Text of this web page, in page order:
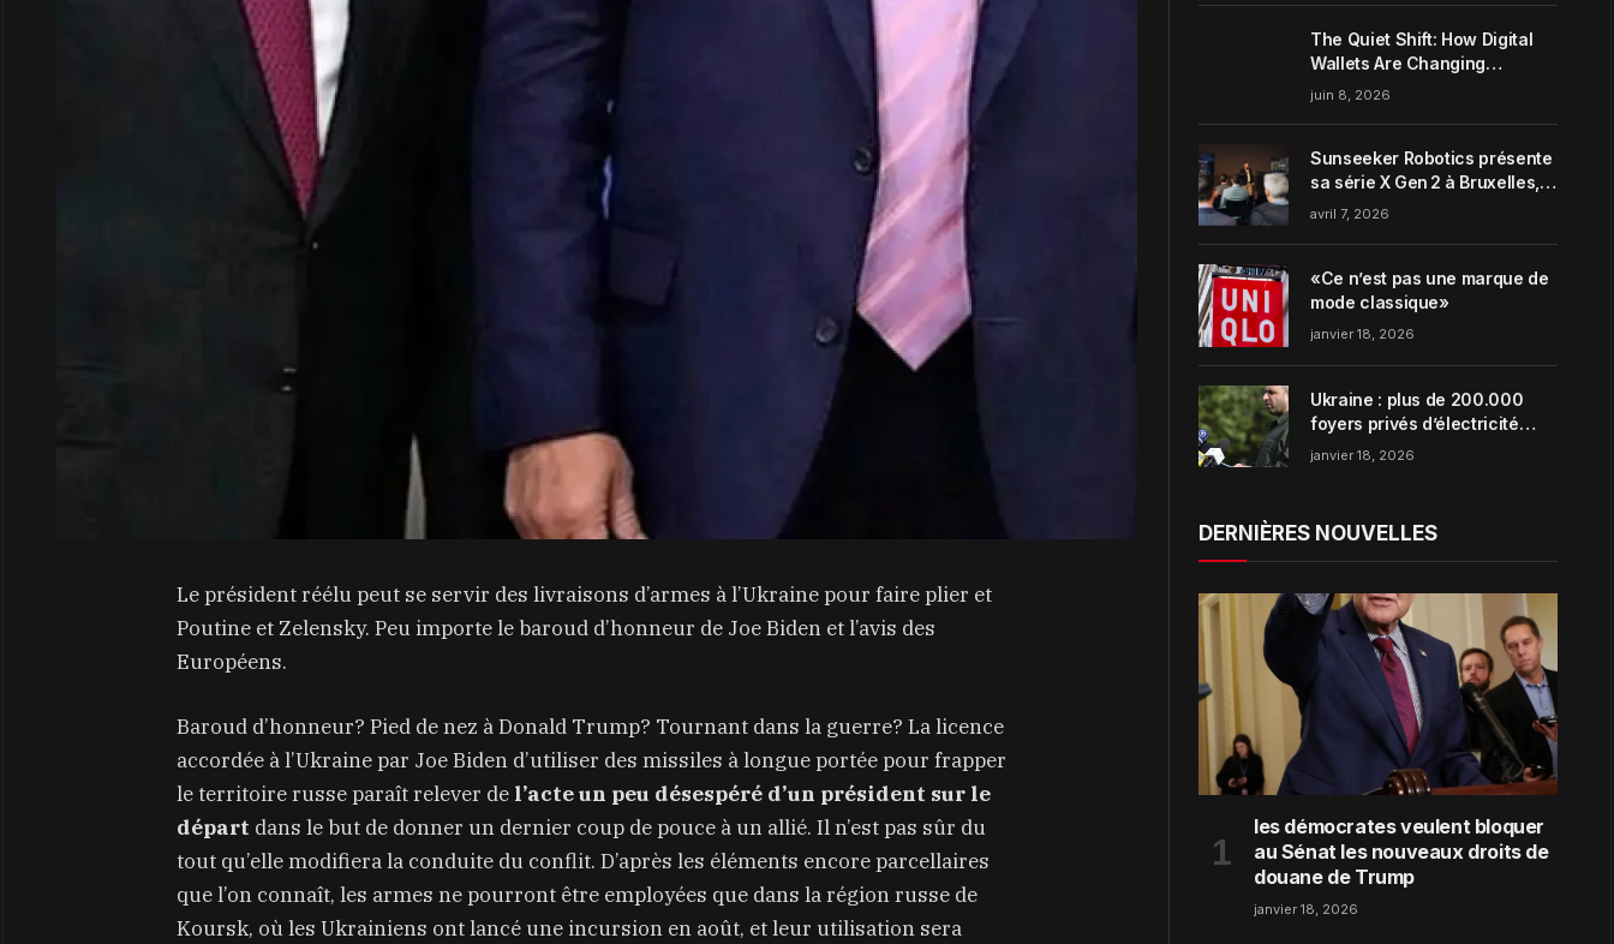
Le président réélu peut se servir des livraisons d’armes à l’Ukraine pour faire plier et
Poutine et Zelensky. Peu importe le baroud d’honneur de Joe Biden et l’avis des
Européens.
Baroud d’honneur? Pied de nez à Donald Trump? Tournant dans la guerre? La licence
accordée à l’Ukraine par Joe Biden d’utiliser des missiles à longue portée pour frapper
le territoire russe paraît relever de l’acte un peu désespéré d’un président sur le
départ dans le but de donner un dernier coup de pouce à un allié. Il n’est pas sûr du
tout qu’elle modifiera la conduite du conflit. D’après les éléments encore parcellaires
que l’on connaît, les armes ne pourront être employées que dans la région russe de
Koursk, où les Ukrainiens ont lancé une incursion en août, et leur utilisation sera
The Quiet Shift: How Digital
Wallets Are Changing
Everyday Money Habits in the
juin 8, 2026
Sunseeker Robotics présente
sa série X Gen 2 à Bruxelles,
incarnant parfaitement le
avril 7, 2026
«Ce n’est pas une marque de
mode classique»
janvier 18, 2026
Ukraine : plus de 200.000
foyers privés d’électricité
dans la région de Zaporijjia
janvier 18, 2026
DERNIÈRES NOUVELLES
les démocrates veulent bloquer
au Sénat les nouveaux droits de
douane de Trump
janvier 18, 2026